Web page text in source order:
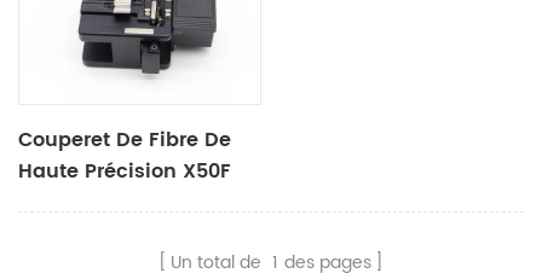
Couperet De Fibre De
Haute Précision X50F
Un total de 1 des pages